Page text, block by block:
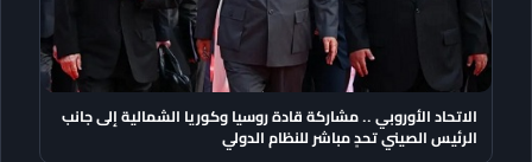
الاتحاد الأوروبي .. مشاركة قادة روسيا وكوريا الشمالية إلى جانب
الرئيس الصيني تحدٍ مباشر للنظام الدولي